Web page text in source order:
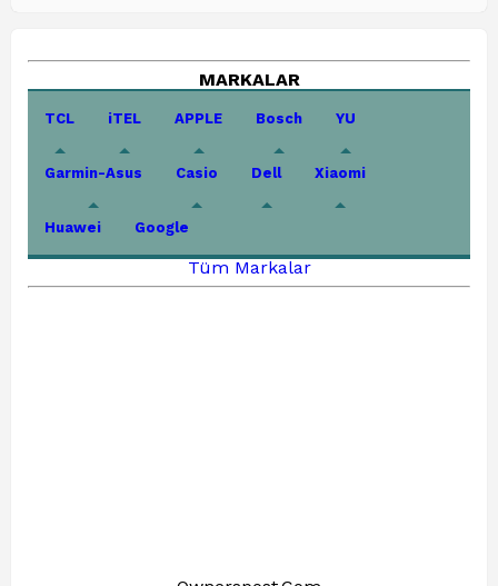
MARKALAR
TCL iTEL APPLE Bosch YU
Garmin-Asus Casio Dell Xiaomi
Huawei Google
Tüm Markalar